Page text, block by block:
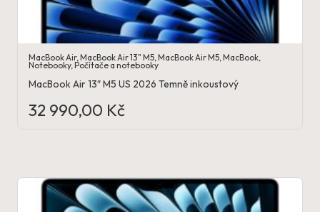
MacBook Air,MacBook Air 13" M5,MacBook Air M5,MacBook,
Notebooky,Počítače a notebooky
MacBook Air 13″ M5 US 2026 Temně inkoustový
32 990,00 Kč